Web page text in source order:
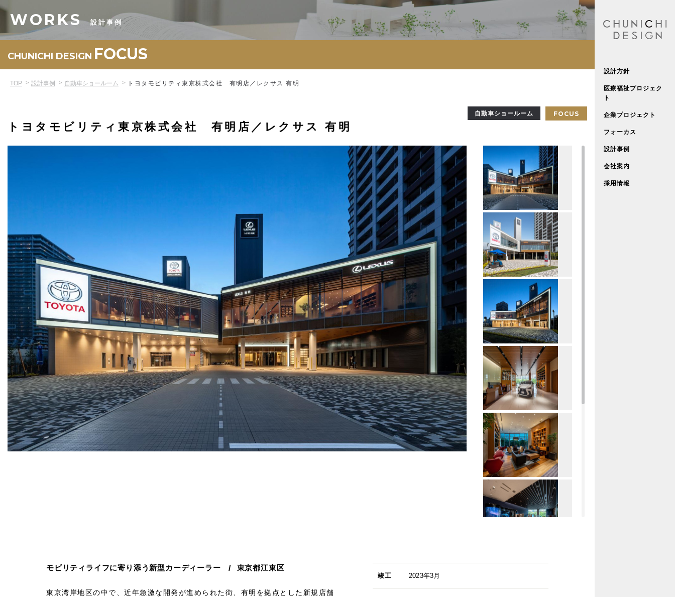
設計方針
医療福祉プロジェク
ト
企業プロジェクト
フォーカス
設計事例
会社案内
採用情報
WORKS 設計事例
CHUNICHI DESIGN FOCUS
TOP 設計事例 自動車ショールーム トヨタモビリティ東京株式会社 有明店／レクサス 有明
自動車ショールーム FOCUS
トヨタモビリティ東京株式会社 有明店／レクサス 有明
モビリティライフに寄り添う新型カーディーラー 東京都江東区
東京湾岸地区の中で、近年急激な開発が進められた街、有明を拠点とした新規店舗
竣工 2023年3月